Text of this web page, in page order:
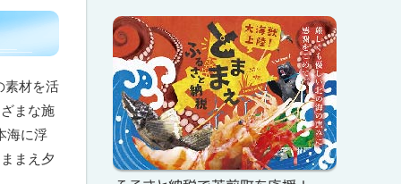
素材を活
まな施
海に浮
まえ夕
サ
イ
ド
・
メ
ピ
ッ
ク
ア
ッ
プ